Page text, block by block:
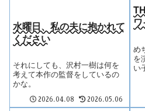
水曜日、私の夫に抱かれて
ください
それにしても、沢村一樹は何を
考えて本作の監督をしているの
かな。
2026.04.08 2026.05.06
め
を
い